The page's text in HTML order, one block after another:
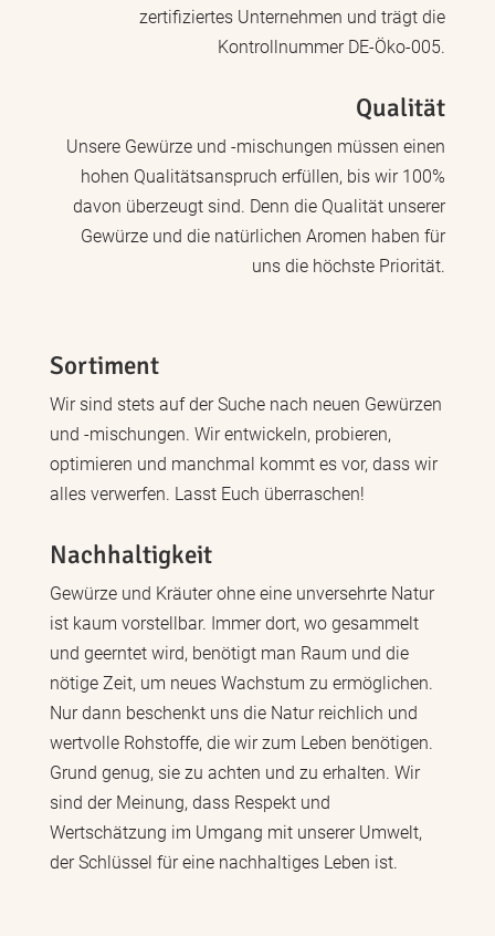
zertifiziertes Unternehmen und trägt die
Kontrollnummer DE-Öko-005.
Qualität
Unsere Gewürze und -mischungen müssen einen
hohen Qualitätsanspruch erfüllen, bis wir 100%
davon überzeugt sind. Denn die Qualität unserer
Gewürze und die natürlichen Aromen haben für
uns die höchste Priorität.
Sortiment
Wir sind stets auf der Suche nach neuen Gewürzen
und -mischungen. Wir entwickeln, probieren,
optimieren und manchmal kommt es vor, dass wir
alles verwerfen. Lasst Euch überraschen!
Nachhaltigkeit
Gewürze und Kräuter ohne eine unversehrte Natur
ist kaum vorstellbar. Immer dort, wo gesammelt
und geerntet wird, benötigt man Raum und die
nötige Zeit, um neues Wachstum zu ermöglichen.
Nur dann beschenkt uns die Natur reichlich und
wertvolle Rohstoffe, die wir zum Leben benötigen.
Grund genug, sie zu achten und zu erhalten. Wir
sind der Meinung, dass Respekt und
Wertschätzung im Umgang mit unserer Umwelt,
der Schlüssel für eine nachhaltiges Leben ist.